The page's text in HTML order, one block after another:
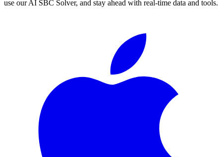
use our AI SBC Solver, and stay ahead with real-time data and tools.